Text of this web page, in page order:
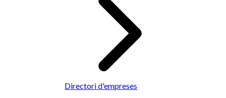
Directori d'empreses